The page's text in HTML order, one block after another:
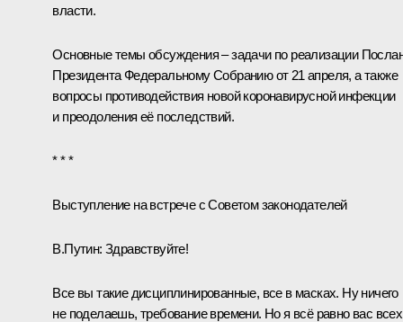
власти.
Основные темы обсуждения – задачи по реализации
Президента Федеральному Собранию от 21 апреля, а также
вопросы противодействия новой коронавирусной инфекции
и преодоления её последствий.
* * *
Выступление на встрече с Советом законодателей
В.Путин: Здравствуйте!
Все вы такие дисциплинированные, все в масках. Ну ничего
не поделаешь, требование времени. Но я всё равно вас всех